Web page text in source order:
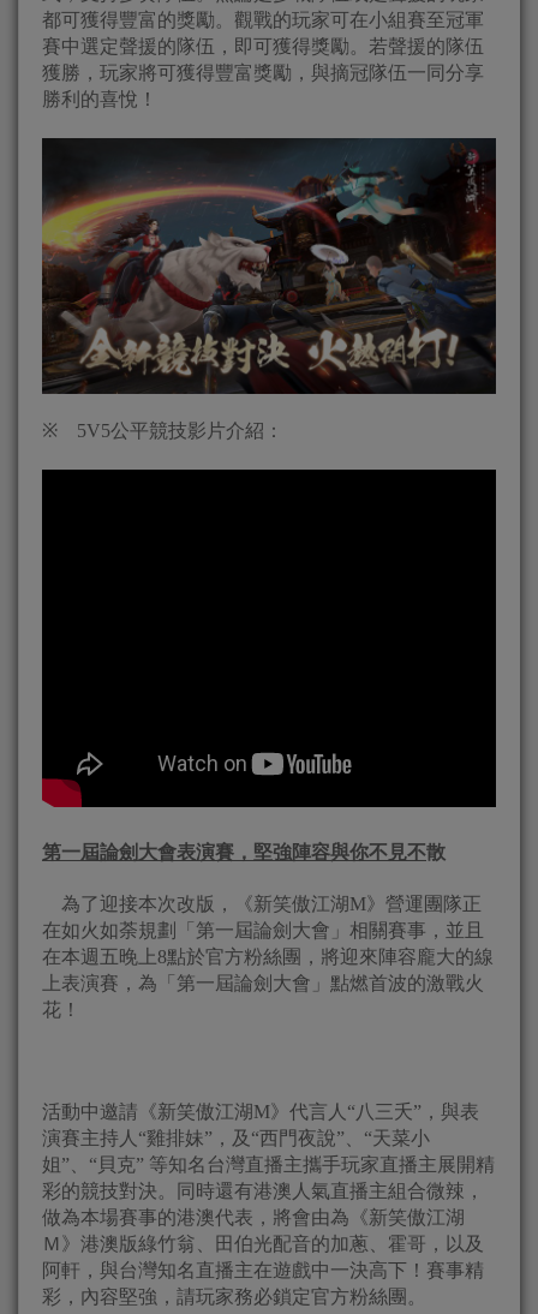
都可獲得豐富的獎勵。 觀戰的玩家可在小組賽至冠軍
賽中選定聲援的隊伍，即可獲得獎勵。 若聲援的隊伍
獲勝，玩家將可獲得豐富獎勵， 與摘冠隊伍一同分享
勝利的喜悅！
※ 5V5公平競技影片介紹：
第一屆論劍大會表演賽，堅強陣容與你不見不散
為了迎接本次改版，《新笑傲江湖M》營運團隊正
在如火如荼規劃「 第一屆論劍大會」相關賽事，並且
在本週五晚上8點於官方粉絲團， 將迎來陣容龐大的線
上表演賽，為「第一屆論劍大會」 點燃首波的激戰火
花！
活動中邀請《新笑傲江湖M》代言人“八三夭”，與表
演賽主持人“雞排妹”，及“西門夜說”、“天菜小
姐”、“貝克” 等知名台灣直播主攜手玩家直播主展開精
彩的競技對決。
同時還有港澳人氣直播主組合微辣，
做為本場賽事的港澳代表， 將會由為《新笑傲江湖
Ｍ》港澳版綠竹翁、田伯光配音的加蔥、 霍哥，以及
阿軒，與台灣知名直播主在遊戲中一決高下！賽事精
彩， 內容堅強，請玩家務必鎖定官方粉絲團。